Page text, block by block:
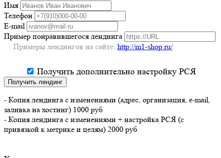
Имя
Телефон
E-mail
Пример понравившегося лендинга
Примеры лендингов на сайте: http://m1-shop.ru/
Получить дополнительно настройку РСЯ
Получить лендинг
- Копия лендинга с изменениями (адрес, организация, e-mail,
заливка на хостинг) 1000 руб
- Копия лендинга с изменениями + настройка РСЯ (с
привязкой к метрике и целям) 2000 руб